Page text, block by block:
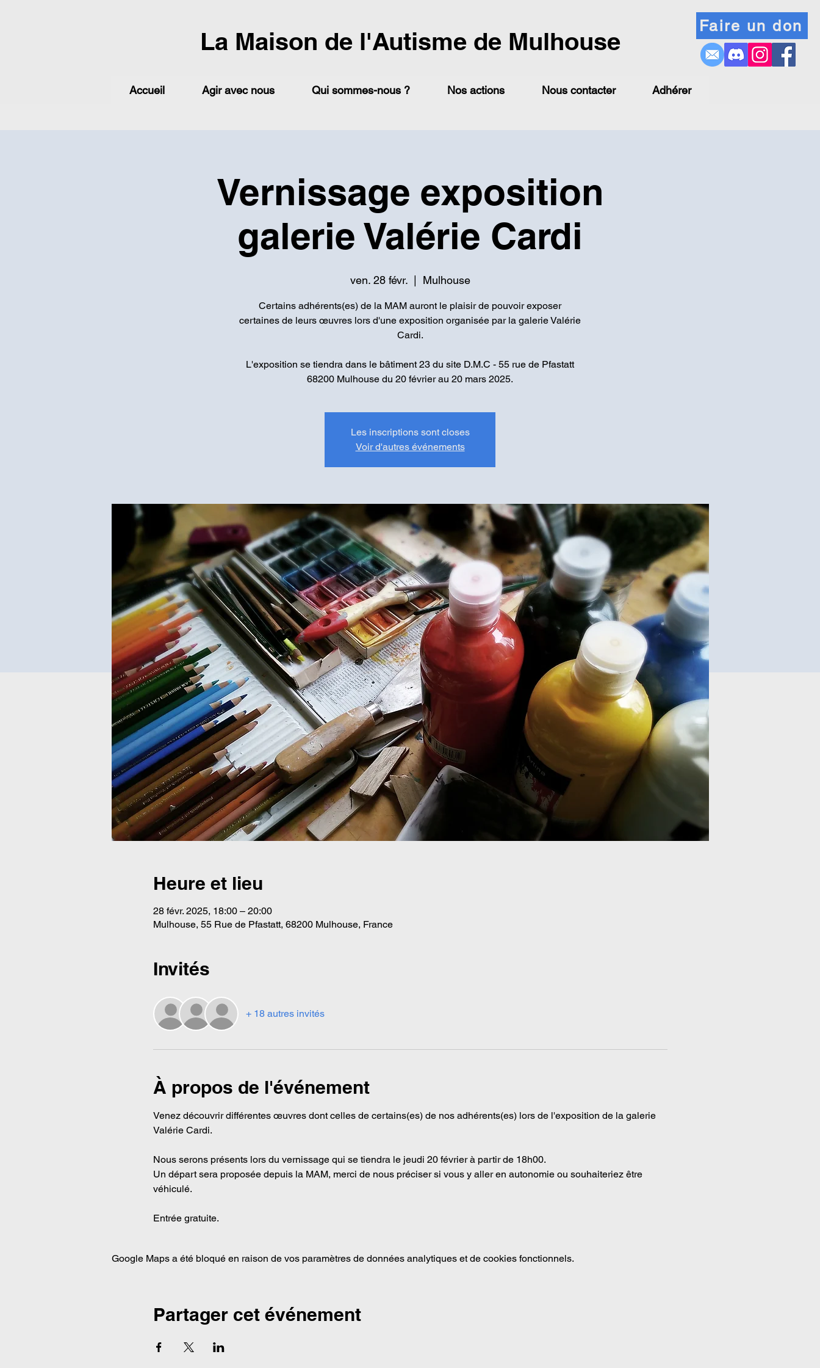
La Maison de l'Autisme de Mulhouse
Accueil Agir avec nous Qui sommes-nous ? Nos actions Nous contacter Adhérer
Faire un don
Vernissage exposition
galerie Valérie Cardi
ven. 28 févr.
  |
Mulhouse
Certains adhérents(es) de la MAM auront le plaisir de pouvoir exposer
certaines de leurs œuvres lors d'une exposition organisée par la galerie Valérie
Cardi.
L'exposition se tiendra dans le bâtiment 23 du site D.M.C - 55 rue de Pfastatt
68200 Mulhouse du 20 février au 20 mars 2025.
Les inscriptions sont closes
Voir d'autres événements
Heure et lieu
28 févr. 2025, 18:00 – 20:00
Mulhouse, 55 Rue de Pfastatt, 68200 Mulhouse, France
Invités
+ 18 autres invités
À propos de l'événement
Venez découvrir différentes œuvres dont celles de certains(es) de nos adhérents(es) lors de l'exposition de la galerie
Valérie Cardi.
Nous serons présents lors du vernissage qui se tiendra le jeudi 20 février à partir de 18h00.
Un départ sera proposée depuis la MAM, merci de nous préciser si vous y aller en autonomie ou souhaiteriez être
véhiculé.
Entrée gratuite.
Google Maps a été bloqué en raison de vos paramètres de données analytiques et de cookies fonctionnels.
Partager cet événement